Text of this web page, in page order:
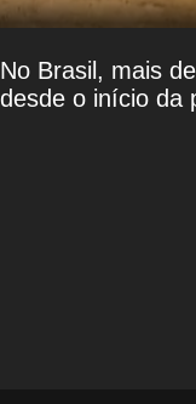
No Brasil, mais
desde o início da